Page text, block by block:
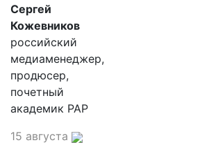
Сергей
Кожевников
российский
медиаменеджер,
продюсер,
почетный
академик РАР
15 августа